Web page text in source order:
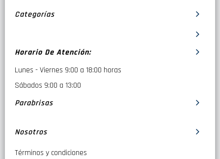
Categorías
Horario De Atención:
Lunes - Viernes 9:00 a 18:00 horas
Sábados 9:00 a 13:00
Parabrisas
Nosotros
Términos y condiciones